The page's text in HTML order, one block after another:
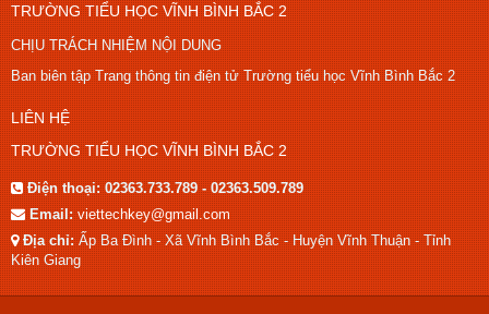
TRƯỜNG TIỂU HỌC VĨNH BÌNH BẮC 2
CHỊU TRÁCH NHIỆM NỘI DUNG
Ban biên tập Trang thông tin điện tử Trường tiểu học Vĩnh Bình Bắc 2
LIÊN HỆ
TRƯỜNG TIỂU HỌC VĨNH BÌNH BẮC 2
Điện thoại:02363.733.789 - 02363.509.789
Email:viettechkey@gmail.com
Địa chỉ:Ấp Ba Đình - Xã Vĩnh Bình Bắc - Huyện Vĩnh Thuận - Tỉnh
Kiên Giang